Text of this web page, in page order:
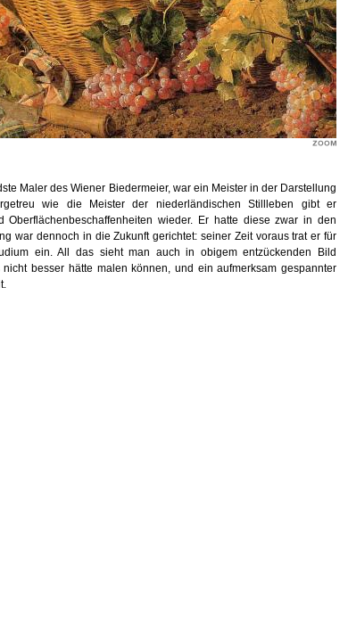
Maler des Wiener Biedermeier, war ein Meister in der Darstellung
wie die Meister der niederländischen Stillleben gibt er
Oberflächenbeschaffenheiten wieder. Er hatte diese zwar in den
war dennoch in die Zukunft gerichtet: seiner Zeit voraus trat er für
ein. All das sieht man auch in obigem entzückenden Bild
besser hätte malen können, und ein aufmerksam gespannter